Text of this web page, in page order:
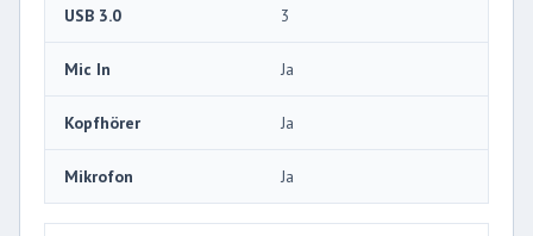
USB 3.0 3
Mic In Ja
Kopfhörer Ja
Mikrofon Ja